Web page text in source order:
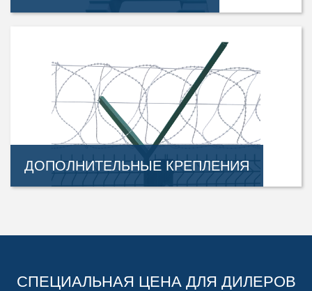
ДОПОЛНИТЕЛЬНЫЕ КРЕПЛЕНИЯ
СПЕЦИАЛЬНАЯ ЦЕНА ДЛЯ ДИЛЕРОВ